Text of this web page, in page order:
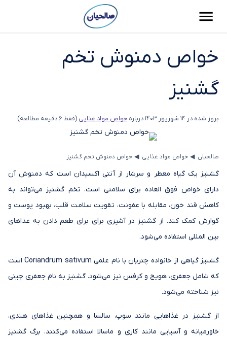
خواص دمنوش تخم
گشنیز
بروز شده در 14 شهریور 1403 درباره خواص مواد غذایی (فقط 6 دقیقه مطالعه)
صالحیان ◂ خواص مواد غذایی ◂ خواص دمنوش تخم گشنیز
گشنیز یک گیاه معطر و سرشار از آنتی اکسیدان است که دمنوش آن
دارای خواص فوق العاده برای سلامتی است. تخم گشنیز می‌تواند به
کاهش قند خون، مقابله با عفونت، تقویت سلامت قلب، بهبود پوست و
گوارش کمک کند. از گشنیز در آشپزی برای برای طعم دادن به غذاهای
بین المللی استفاده می‌شود.
گشنیز گیاهی از خانواده چتریان با نام علمی Coriandrum sativum است
که شامل جعفری، هویج و کرفس نیز می‌شود. گشنیز به نام جعفری چینی
نیز شناخته می‌شود.
از گشنیز در غذاهایی مانند سوپ، سالسا و همچنین غذاهای هندی،
خاورمیانه و آسیایی مانند کاری و ماسالا استفاده می‌کنند. برگ گشنیز